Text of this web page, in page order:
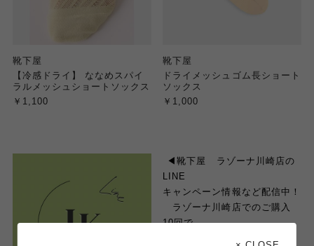
靴下屋
【冷感ドライ】 ななめスパイ
ラルメッシュショートソックス
￥1,100
靴下屋
ドライメッシュゴム長ショート
ソックス
￥1,000
◀︎靴下屋 ラゾーナ川崎店の
LINE
キャンペーン情報など配信中！
ラゾーナ川崎店でのご購入
10回で、